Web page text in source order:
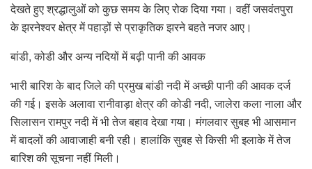
देखते हुए श्रद्धालुओं को कुछ समय के लिए रोक दिया गया। वहीं जसवंतपुरा
के झरनेश्वर क्षेत्र में पहाड़ों से प्राकृतिक झरने बहते नजर आए।
बांडी, कोडी और अन्य नदियों में बढ़ी पानी की आवक
भारी बारिश के बाद जिले की प्रमुख बांडी नदी में अच्छी पानी की आवक दर्ज
की गई। इसके अलावा रानीवाड़ा क्षेत्र की कोडी नदी, जालेरा कला नाला और
सिलासन रामपुर नदी में भी तेज बहाव देखा गया। मंगलवार सुबह भी आसमान
में बादलों की आवाजाही बनी रही। हालांकि सुबह से किसी भी इलाके में तेज
बारिश की सूचना नहीं मिली।